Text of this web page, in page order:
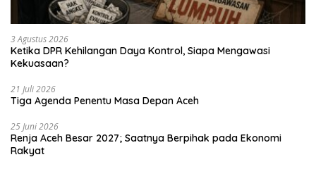
3 Agustus 2026
Ketika DPR Kehilangan Daya Kontrol, Siapa Mengawasi
Kekuasaan?
21 Juli 2026
Tiga Agenda Penentu Masa Depan Aceh
25 Juni 2026
Renja Aceh Besar 2027; Saatnya Berpihak pada Ekonomi
Rakyat